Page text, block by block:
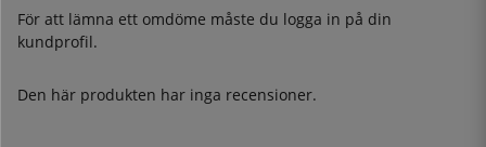
För att lämna ett omdöme måste du logga in på din
kundprofil.
Den här produkten har inga recensioner.